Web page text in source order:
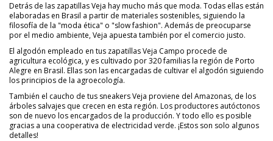
Detrás de las zapatillas Veja hay mucho más que moda. Todas ellas están
elaboradas en Brasil a partir de materiales sostenibles, siguiendo la
filosofía de la "moda ética" o "slow fashion". Además de preocuparse
por el medio ambiente, Veja apuesta también por el comercio justo.
El algodón empleado en tus zapatillas Veja Campo procede de
agricultura ecológica, y es cultivado por 320 familias la región de Porto
Alegre en Brasil. Ellas son las encargadas de cultivar el algodón siguiendo
los principios de la agroecología.
También el caucho de tus sneakers Veja proviene del Amazonas, de los
árboles salvajes que crecen en esta región. Los productores autóctonos
son de nuevo los encargados de la producción. Y todo ello es posible
gracias a una cooperativa de electricidad verde. ¡Estos son solo algunos
detalles!